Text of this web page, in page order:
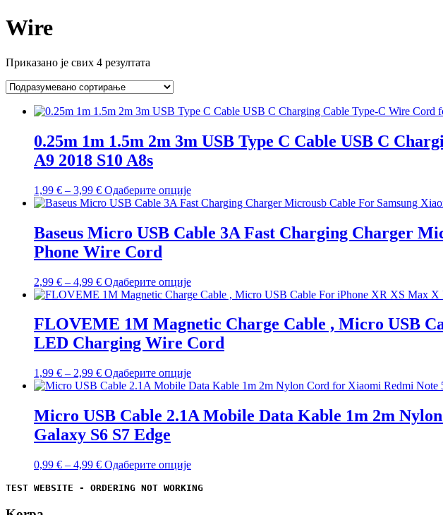
Wire
Приказано је свих 4 резултата
0.25m 1m 1.5m 2m 3m USB Type C Cable USB C
A9 2018 S10 A8s
1,99 € – 3,99 €Распон
цена:
1,99 €
до
3,99 €
Одаберите опцијеОвај
производ
више
варијанти.
бити
изабране
на
страници
производа.
Baseus Micro USB Cable 3A Fast Charging Charger
Phone Wire Cord
2,99 € – 4,99 €Распон
цена:
2,99 €
до
4,99 €
Одаберите опцијеОвај
производ
више
варијанти.
Опције
бити
изабране
страници
производа.
FLOVEME 1M Magnetic Charge Cable , Micro USB
LED Charging Wire Cord
1,99 € – 2,99 €Распон
цена:
1,99 €
до
2,99 €
Одаберите опцијеОвај
производ
више
варијанти.
бити
изабране
на
Micro USB Cable 2.1A Mobile Data Kable 1m 2m
Galaxy S6 S7 Edge
0,99 € – 4,99 €Распон
од
Одаберите опцијеОвај
има
TEST WEBSITE - ORDERING NOT WORKING